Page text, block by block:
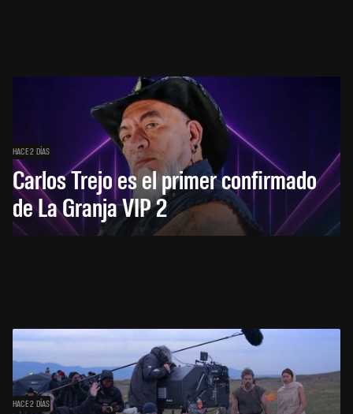
HACE 2 DÍAS
Carlos Trejo es el primer confirmado
de La Granja VIP 2
HACE 2 DÍAS